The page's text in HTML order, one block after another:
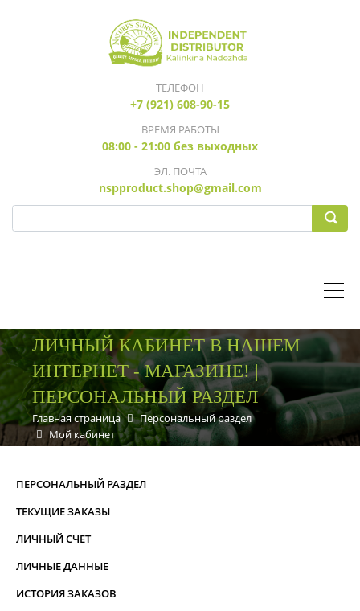
ТЕЛЕФОН
+7 (921) 608-90-15
ВРЕМЯ РАБОТЫ
08:00 - 21:00 без выходных
ЭЛ. ПОЧТА
nspproduct.shop@gmail.com
ЛИЧНЫЙ КАБИНЕТ В НАШЕМ
ИНТЕРНЕТ - МАГАЗИНЕ! |
ПЕРСОНАЛЬНЫЙ РАЗДЕЛ
Главная страница
Персональный раздел
Мой кабинет
ПЕРСОНАЛЬНЫЙ РАЗДЕЛ
ТЕКУЩИЕ ЗАКАЗЫ
ЛИЧНЫЙ СЧЕТ
ЛИЧНЫЕ ДАННЫЕ
ИСТОРИЯ ЗАКАЗОВ